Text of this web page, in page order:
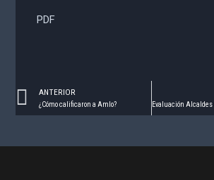
PDF
Prev
ANTERIOR
¿Cómo calificaron a Amlo?